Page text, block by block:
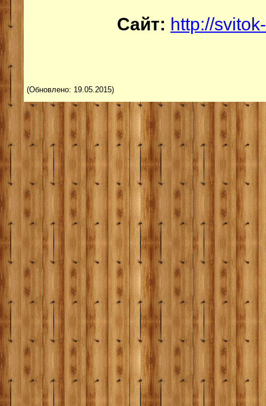
Сайт: http://
(Обновлено: 19.05.2015)